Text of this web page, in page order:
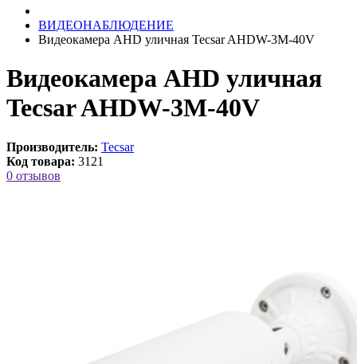
ВИДЕОНАБЛЮДЕНИЕ
Видеокамера AHD уличная Tecsar AHDW-3M-40V
Видеокамера AHD уличная
Tecsar AHDW-3M-40V
Производитель: Tecsar
Код товара: 3121
0 отзывов